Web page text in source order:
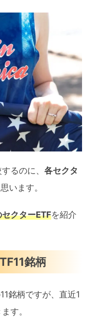
るのに、 各セクタ
います。
クターETFを紹介
銘柄
銘柄ですが、直近1
す。